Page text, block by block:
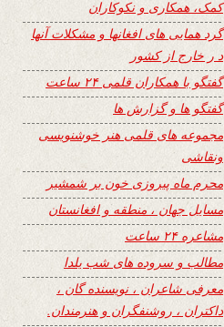
کمک، همکاری و نکوکاران
گرد همایی های افغانها و مشکلات آنها
د ر خارج از کشور
گفتگو با همکاران قلمی ۲۴ ساعت
گفتگو ها و گزارش ها
مجموعه های قلمی هنر خوشنویسی
ونقاشی
محرم ماه پیروزی خون بر شمشیر
مسایل جهان ، منطقه و افغانستان
مشاعره ۲۴ ساعت
مطالب و سروده های شب یلدا
معرفی شاعران ، نویسنده گان ،
داکتران ، روشنفگران و هنرمندان.